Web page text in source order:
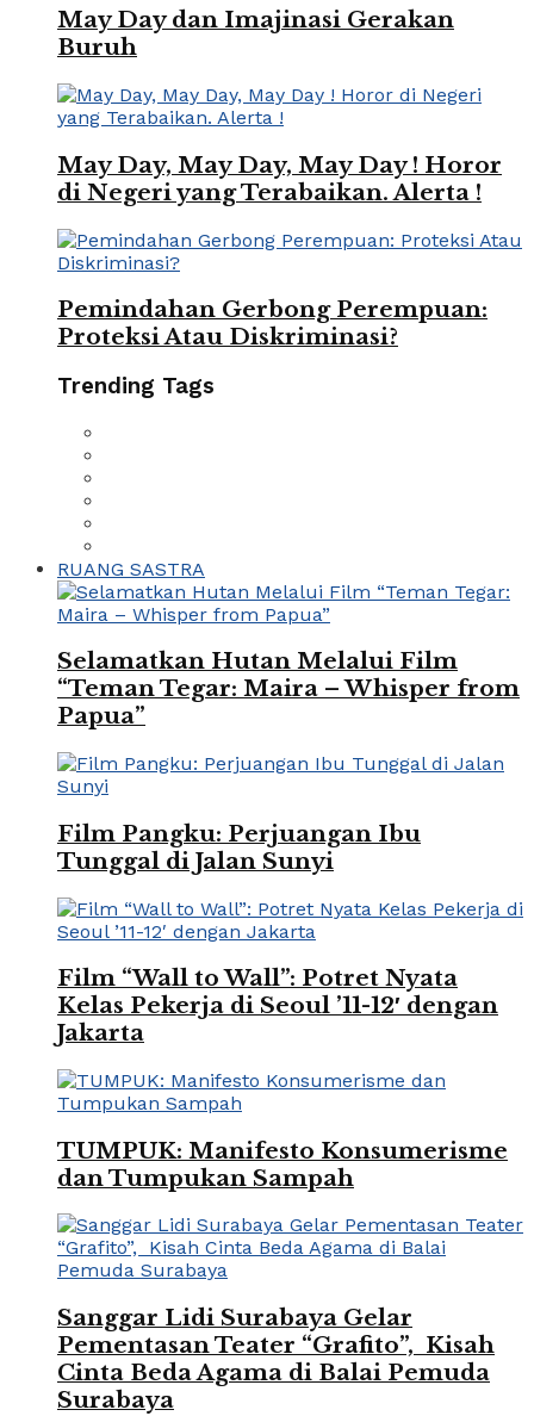
May Day dan Imajinasi Gerakan
Buruh
May Day, May Day, May Day ! Horor
di Negeri yang Terabaikan. Alerta !
Pemindahan Gerbong Perempuan:
Proteksi Atau Diskriminasi?
Trending Tags
RUANG SASTRA
Selamatkan Hutan Melalui Film
“Teman Tegar: Maira – Whisper from
Papua”
Film Pangku: Perjuangan Ibu
Tunggal di Jalan Sunyi
Film “Wall to Wall”: Potret Nyata
Kelas Pekerja di Seoul ’11-12′ dengan
Jakarta
TUMPUK: Manifesto Konsumerisme
dan Tumpukan Sampah
Sanggar Lidi Surabaya Gelar
Pementasan Teater “Grafito”, Kisah
Cinta Beda Agama di Balai Pemuda
Surabaya